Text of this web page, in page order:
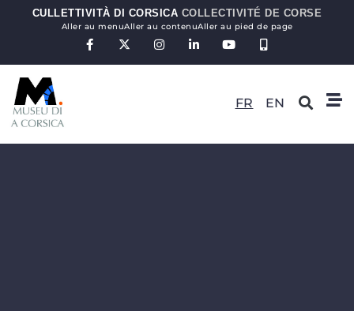
CULLETTIVITÀ DI CORSICA COLLECTIVITÉ DE CORSE
Aller au menuAller au contenuAller au pied de page
FR EN